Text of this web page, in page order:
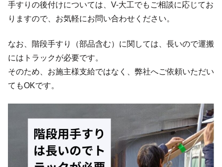
手すりの後付けについては、V-大工でもご相談に応じてお
りますので、お気軽にお問い合わせください。
なお、階段手すり（部品含む）に関しては、長いので運搬
にはトラックが必要です。
そのため、お施主様支給ではなく、弊社へご依頼いただい
てもOKです。